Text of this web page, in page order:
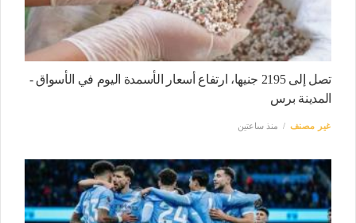
تصل إلى 2195 جنيها، ارتفاع أسعار الأسمدة اليوم في الأسواق -
المدينة برس
غير مصنف منذ ساعتين